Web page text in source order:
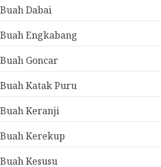
Buah Dabai
Buah Engkabang
Buah Goncar
Buah Katak Puru
Buah Keranji
Buah Kerekup
Buah Kesusu